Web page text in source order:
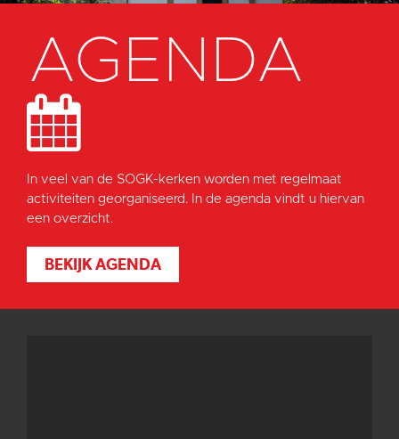
AGENDA
In veel van de SOGK-kerken worden met regelmaat
activiteiten georganiseerd. In de agenda vindt u hiervan
een overzicht.
BEKIJK AGENDA